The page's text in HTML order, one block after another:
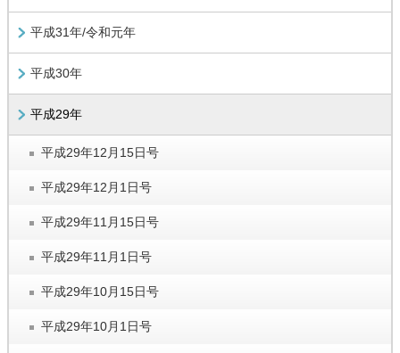
平成31年/令和元年
平成30年
平成29年
平成29年12月15日号
平成29年12月1日号
平成29年11月15日号
平成29年11月1日号
平成29年10月15日号
平成29年10月1日号